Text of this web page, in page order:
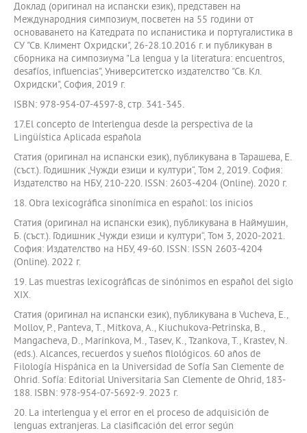
Доклад (оригинал на испански език), представен на
Международния симпозиум, посветен на 55 години от
основаването на Катедрата по испанистика и португалистика в
СУ "Св. Климент Охридски", 26-28.10.2016 г. и публикуван в
сборника на симпозиума "La lengua y la literatura: еncuentros,
desafíos, influencias", Университетско издателство "Св. Кл.
Охридски", София, 2019 г.
ISBN: 978-954-07-4597-8, стр. 341-345.
17.El concepto de Interlengua desde la perspectiva de la
Lingüística Aplicada española
Статия (оригинал на испански език), публикувана в Тарашева, Е.
(съст.). Годишник „Чужди езици и култури“, Том 2, 2019. София:
Издателство на НБУ, 210-220. ISSN: 2603-4204 (Online). 2020 г.
18. Obra lexicográfica sinonímica en español: los inicios
Статия (оригинал на испански език), публикувана в Наймушин,
Б. (съст.). Годишник „Чужди езици и култури“, Том 3, 2020-2021.
София: Издателство на НБУ, 49-60. ISSN: ISSN 2603-4204
(Online). 2022 г.
19. Las muestras lexicográficas de sinónimos en español del siglo
XIX.
Статия (оригинал на испански език), публикувана в Vucheva, E.,
Mollov, P., Panteva, T., Mitkova, A., Kiuchukova-Petrinska, B.,
Mangacheva, D., Marinkova, M., Tasev, K., Tzankova, T., Krastev, N.
(eds.). Alcances, recuerdos y sueños filológicos. 60 años de
Filología Hispánica en la Universidad de Sofía San Clemente de
Ohrid. Sofía: Editorial Universitaria San Clemente de Ohrid, 183-
188. ISBN: 978-954-07-5692-9. 2023 г.
20. La interlengua y el error en el proceso de adquisición de
lenguas extranjeras. La clasificación del error según